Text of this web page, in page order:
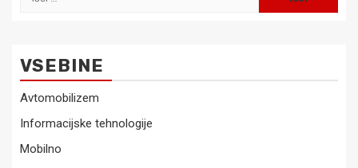
VSEBINE
Avtomobilizem
Informacijske tehnologije
Mobilno